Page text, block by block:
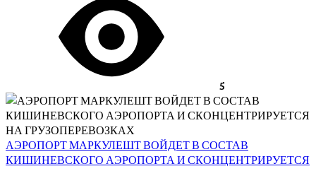
5
АЭРОПОРТ МАРКУЛЕШТ ВОЙДЕТ В СОСТАВ
КИШИНЕВСКОГО АЭРОПОРТА И СКОНЦЕНТРИРУЕТСЯ